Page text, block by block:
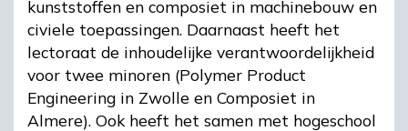
kunststoffen en composiet in machinebouw en
civiele toepassingen. Daarnaast heeft het
lectoraat de inhoudelijke verantwoordelijkheid
voor twee minoren (Polymer Product
Engineering in Zwolle en Composiet in
Almere). Ook heeft het samen met hogeschool